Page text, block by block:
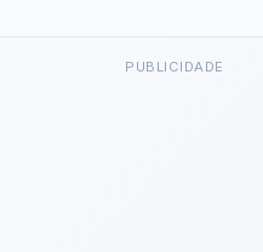
PUBLICIDADE